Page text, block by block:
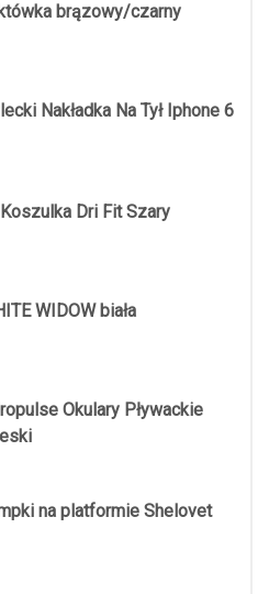
brązowy/czarny
Nakładka Na Tył Iphone 6
Dri Fit Szary
WIDOW biała
Okulary Pływackie
na platformie Shelovet